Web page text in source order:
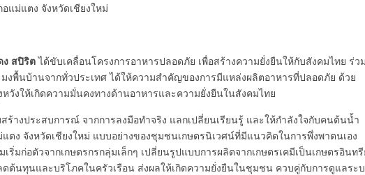
แม่แตง จังหวัดเชียงใหม่
ง สปิริตได้ขับเคลื่อนโครงการอาหารปลอดภัย เพื่อสร้างความยั่งยืนให้กับสังคมไทย ร่วม
งพื้นบ้านจากทั่วประเทศ ได้ให้ความสำคัญของการมีแหล่งผลิตอาหารที่ปลอดภัย ด้วย
วังให้เกิดความมั่นคงทางด้านอาหารและความยั่งยืนในสังคมไทย
ร้างประสบการณ์ จากการลงมือทำจริง แลกเปลี่ยนเรียนรู้ และให้กำลังใจกับคนต้นน้ำ
ตง จังหวัดเชียงใหม่ แบบอย่างของชุมชนเกษตรนิเวศน์ที่มีแนวคิดในการพึ่งพาตนเอง
มก่อตัวจากเกษตรกรกลุ่มเล็กๆ เปลี่ยนรูปแบบการผลิตจากเกษตรเคมีเป็นเกษตรอินทรี
ต้นทุนและบริโภคในครัวเรือน ส่งผลให้เกิดความยั่งยืนในชุมชน ควบคู่กับการดูแลระ